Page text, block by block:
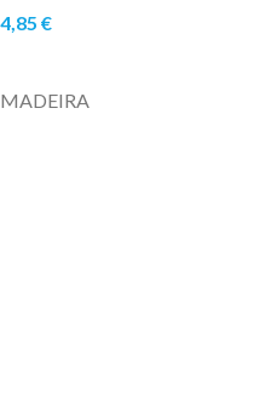
4,85 €
MADEIRA